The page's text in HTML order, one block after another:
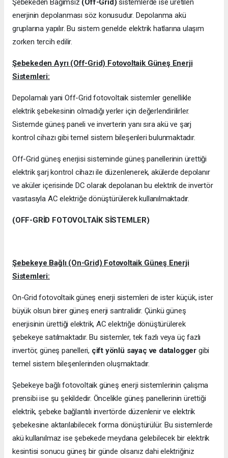
Şebekeden Bağımsız (Off-Grid) sistemlerde ise üretilen
enerjinin depolanması söz konusudur. Depolanma akü
gruplarına yapılır. Bu sistem genelde elektrik hatlarına ulaşım
zorken tercih edilir.
Şebekeden Ayrı (Off-Grid) Fotovoltaik Güneş Enerji
Sistemleri:
Depolamalı yani Off-Grid fotovoltaik sistemler genellikle
elektrik şebekesinin olmadığı yerler için değerlendirilirler.
Sistemde güneş paneli ve inverterin yanı sıra akü ve şarj
kontrol cihazı gibi temel sistem bileşenleri bulunmaktadır.
Off-Grid güneş enerjisi sisteminde güneş panellerinin ürettiği
elektrik şarj kontrol cihazı ile düzenlenerek, akülerde depolanır
ve aküler içerisinde DC olarak depolanan bu elektrik de invertör
vasıtasıyla AC elektriğe dönüştürülerek kullanılmaktadır.
(OFF-GRİD FOTOVOLTAİK SİSTEMLER)
Şebekeye Bağlı (On-Grid) Fotovoltaik Güneş Enerji
Sistemleri:
On-Grid fotovoltaik güneş enerji sistemleri de ister küçük, ister
büyük olsun birer güneş enerji santralidir. Çünkü güneş
enerjisinin ürettiği elektrik, AC elektriğe dönüştürülerek
şebekeye satılmaktadır. Bu sistemler, tek fazlı veya üç fazlı
invertör, güneş panelleri, çift yönlü sayaç ve datalogger gibi
temel sistem bileşenlerinden oluşmaktadır.
Şebekeye bağlı fotovoltaik güneş enerji sistemlerinin çalışma
prensibi ise şu şekildedir. Öncelikle güneş panellerinin ürettiği
elektrik, şebeke bağlantılı invertörde düzenlenir ve elektrik
şebekesine aktarılabilecek forma dönüştürülür. Bu sistemlerde
akü kullanılmaz ise şebekede meydana gelebilecek bir elektrik
kesintisi sonucu güneş bir günde olsanız dahi elektriğiniz